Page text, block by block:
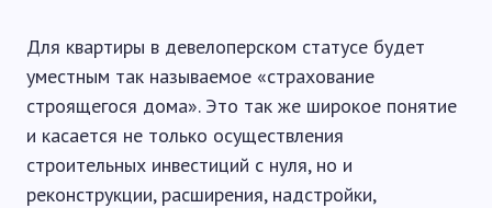
Для квартиры в девелоперском статусе будет
уместным так называемое «страхование
строящегося дома». Это так же широкое понятие
и касается не только осуществления
строительных инвестиций с нуля, но и
реконструкции, расширения, надстройки,